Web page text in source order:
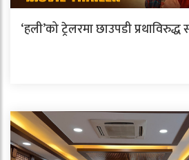
‘हली’को ट्रेलरमा छाउपडी